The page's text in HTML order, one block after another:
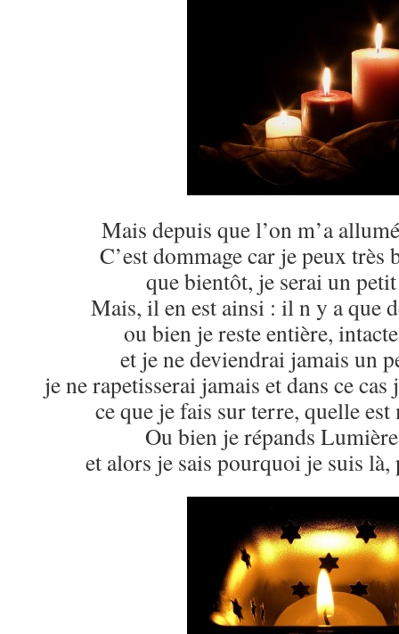
Mais depuis que l’on m’a
C’est dommage car je peux très
que bientôt, je serai un
Mais, il en est ainsi : il n y a que
ou bien je reste entière,
et je ne deviendrai jamais un
je ne rapetisserai jamais et dans ce
ce que je fais sur terre, quelle
Ou bien je répands
et alors je sais pourquoi je suis